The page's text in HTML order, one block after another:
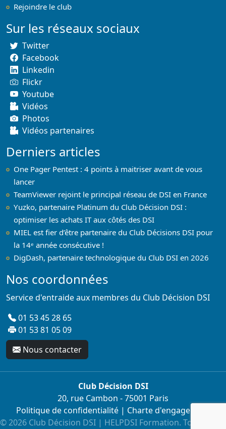
Rejoindre le club
Sur les réseaux sociaux
Twitter
Facebook
Linkedin
Flickr
Youtube
Vidéos
Photos
Vidéos partenaires
Derniers articles
One Pager Pentest : 4 points à maitriser avant de vous
lancer
TeamViewer rejoint le principal réseau de DSI en France
Yuzko, partenaire Platinum du Club Décision DSI :
optimiser les achats IT aux côtés des DSI
MIEL est fier d’être partenaire du Club Décisions DSI pour
la 14ᵉ année consécutive !
DigDash, partenaire technologique du Club DSI en 2026
Nos coordonnées
Service d'entraide aux membres du Club Décision DSI
01 53 45 28 65
01 53 81 05 09
Nous contacter
Club Décision DSI
20, rue Cambon - 75001 Paris
Politique de confidentialité| Charte d'engagement
© 2026 Club Décision DSI | HELPDSI Formation. Tous droits